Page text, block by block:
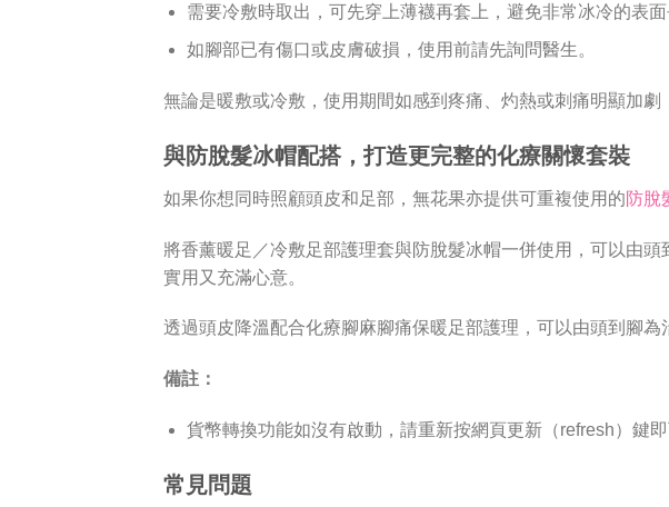
需要冷敷時取出，可先穿上薄襪再套上，避免非常冰冷的表面
如腳部已有傷口或皮膚破損，使用前請先詢問醫生。
無論是暖敷或冷敷，使用期間如感到疼痛、灼熱或刺痛明顯加劇
與防脫髮冰帽配搭，打造更完整的化療關懷套裝
如果你想同時照顧頭皮和足部，無花果亦提供可重複使用的防脫
將香薰暖足／冷敷足部護理套與防脫髮冰帽一併使用，可以由
實用又充滿心意。
透過頭皮降溫配合化療腳麻腳痛保暖足部護理，可以由頭到腳為
備註：
貨幣轉換功能如沒有啟動，請重新按網頁更新（refresh）鍵即
常見問題